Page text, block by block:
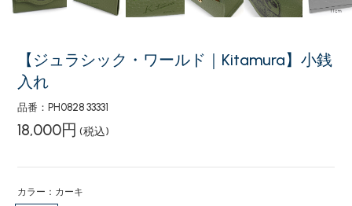
【ジュラシック・ワールド｜Kitamura】小銭
入れ
品番：PH0828 33331
18,000円 (税込)
カラー：カーキ